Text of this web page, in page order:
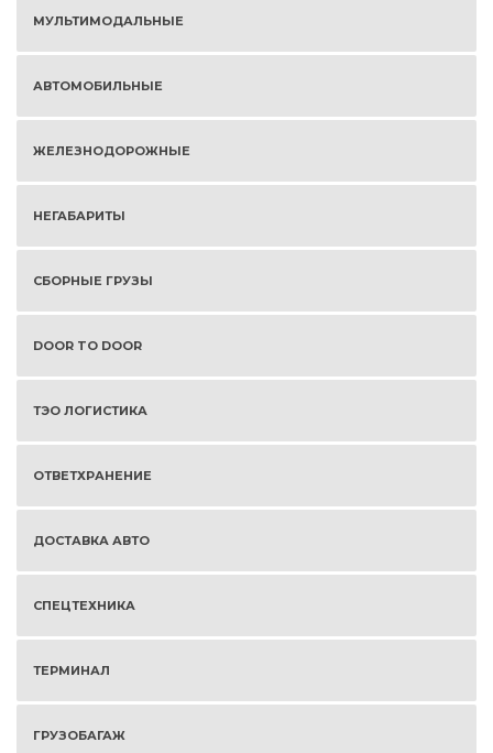
МУЛЬТИМОДАЛЬНЫЕ
АВТОМОБИЛЬНЫЕ
ЖЕЛЕЗНОДОРОЖНЫЕ
НЕГАБАРИТЫ
СБОРНЫЕ ГРУЗЫ
DOOR TO DOOR
ТЭО ЛОГИСТИКА
ОТВЕТХРАНЕНИЕ
ДОСТАВКА АВТО
СПЕЦТЕХНИКА
ТЕРМИНАЛ
ГРУЗОБАГАЖ